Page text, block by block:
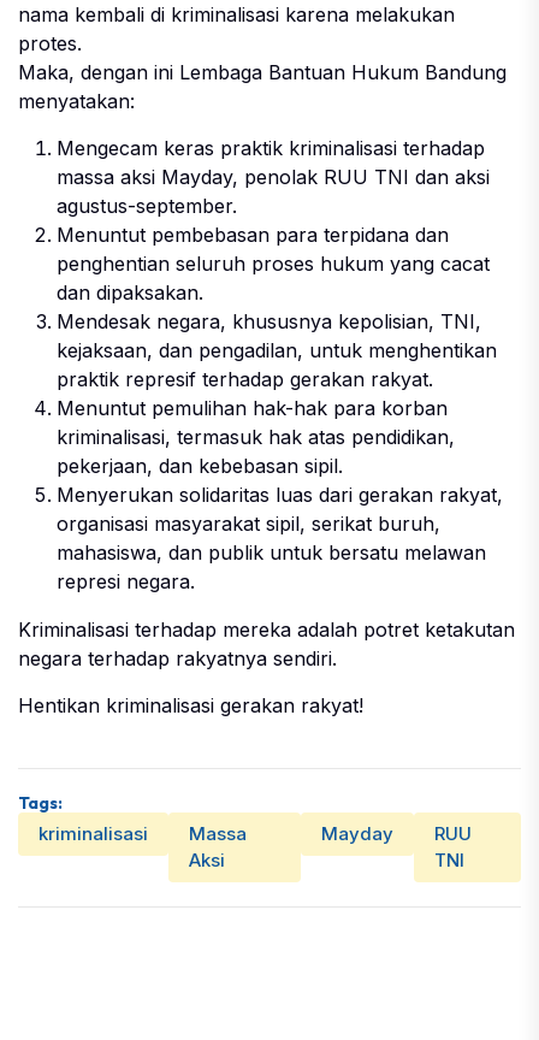
nama kembali di kriminalisasi karena melakukan
protes.
Maka, dengan ini Lembaga Bantuan Hukum Bandung
menyatakan:
Mengecam keras praktik kriminalisasi terhadap
massa aksi Mayday, penolak RUU TNI dan aksi
agustus-september.
Menuntut pembebasan para terpidana dan
penghentian seluruh proses hukum yang cacat
dan dipaksakan.
Mendesak negara, khususnya kepolisian, TNI,
kejaksaan, dan pengadilan, untuk menghentikan
praktik represif terhadap gerakan rakyat.
Menuntut pemulihan hak-hak para korban
kriminalisasi, termasuk hak atas pendidikan,
pekerjaan, dan kebebasan sipil.
Menyerukan solidaritas luas dari gerakan rakyat,
organisasi masyarakat sipil, serikat buruh,
mahasiswa, dan publik untuk bersatu melawan
represi negara.
Kriminalisasi terhadap mereka adalah potret ketakutan
negara terhadap rakyatnya sendiri.
Hentikan kriminalisasi gerakan rakyat!
Tags:
kriminalisasi
Massa
Aksi
Mayday
RUU
TNI